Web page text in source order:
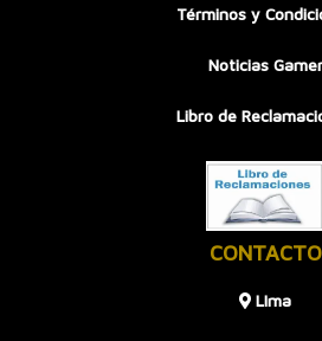
Términos y
Noticias Gamer
Libro de
CONTACTO
LIma